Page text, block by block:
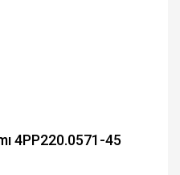
4PP220.0571-45